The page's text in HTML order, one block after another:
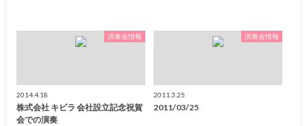
演奏会情報
2014.4.18
株式会社 キビラ 会社設立記念祝賀
会での演奏
演奏会情報
2011.3.25
2011/03/25